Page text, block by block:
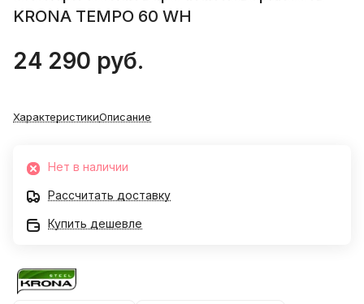
KRONA TEMPO 60 WH
24 290 руб.
ХарактеристикиОписание
Нет в наличии
Рассчитать доставку
Купить дешевле